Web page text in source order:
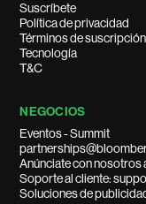
Suscríbete
Política de privacidad
Términos de suscripción
Tecnología
T&C
NEGOCIOS
Eventos - Summit
Anúnciate con
Soporte al cliente:
Soluciones de